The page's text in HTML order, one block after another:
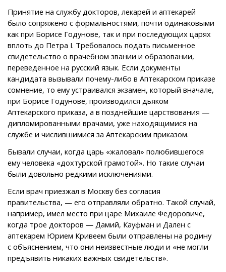
Принятие на службу докторов, лекарей и аптекарей
было сопряжено с формальностями, почти одинаковыми
как при Борисе Годунове, так и при последующих царях
вплоть до Петра I. Требовалось подать письменное
свидетельство о врачебном звании и образовании,
переведенное на русский язык. Если документы
кандидата вызывали почему-либо в Аптекарском приказе
сомнение, то ему устраивался экзамен, который вначале,
при Борисе Годунове, производился дьяком
Аптекарского приказа, а в позднейшие царствования —
дипломированными врачами, уже находящимися на
службе и числившимися за Аптекарским приказом.
Бывали случаи, когда царь «жаловал» полюбившегося
ему человека «дохтурской грамотой». Но такие случаи
были довольно редкими исключениями.
Если врач приезжал в Москву без согласия
правительства, — его отправляли обратно. Такой случай,
например, имел место при царе Михаиле Федоровиче,
когда трое докторов — Дамий, Кауфман и Дален с
аптекарем Юрием Кривеем были отправлены на родину
с объяснением, что они неизвестные люди и «не могли
предъявить никаких важных свидетельств».